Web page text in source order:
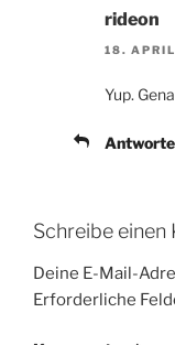
rideon
18.
Yup.
Schreibe einen
Deine E-Mail-
Erforderliche